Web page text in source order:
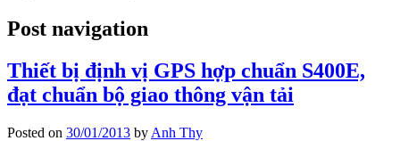
Post navigation
Thiết bị định vị GPS hợp chuẩn S400E,
đạt chuẩn bộ giao thông vận tải
Posted on 30/01/2013 by Anh Thy